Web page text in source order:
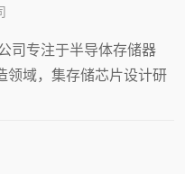
司专注于半导体存储器
领域，集存储芯片设计研
成为全球一流的半导体厂
11